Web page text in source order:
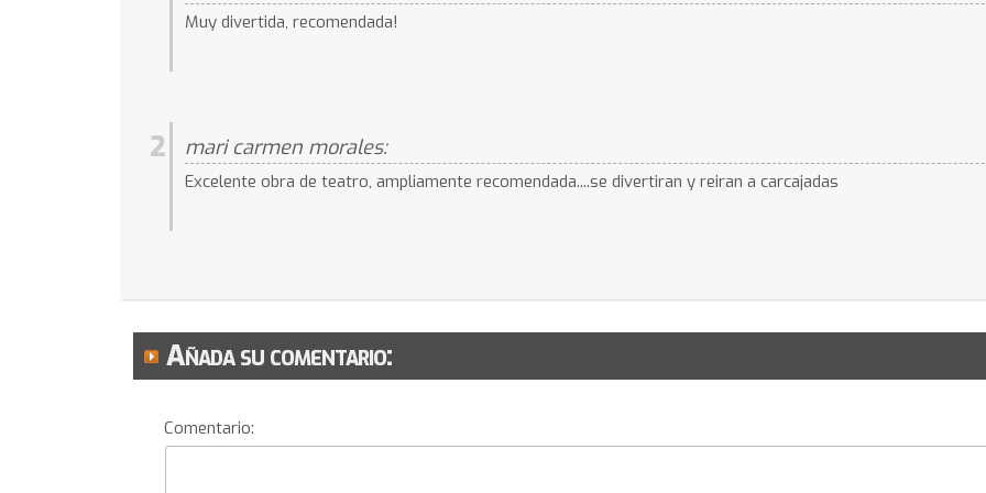
Muy divertida, recomendada!
2 mari carmen morales:
Excelente obra de teatro, ampliamente recomendada....se divertiran y reiran a carcajadas
Añada su comentario:
Comentario: